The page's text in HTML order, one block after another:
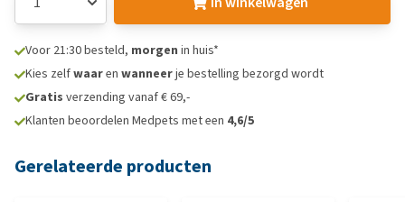
Voor 21:30 besteld, morgen in huis*
Kies zelfwaaren wanneerje bestelling bezorgd wordt
Gratis verzending vanaf € 69,-
Klanten beoordelen Medpets met een 4,6/5
Gerelateerde producten